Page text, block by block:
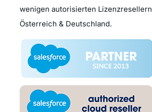
wenigen autorisierten Lizenzresellern
Österreich & Deutschland.